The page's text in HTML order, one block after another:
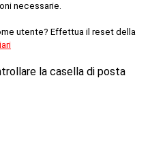
necessarie.
utente? Effettua il reset della
la casella di posta